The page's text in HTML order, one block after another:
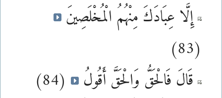
إِلَّا عِبَادَكَ مِنْهُمُ الْمُخْلَصِينَ
(83)
قَالَ فَالْحَقُّ وَالْحَقَّ أَقُولُ
(84)